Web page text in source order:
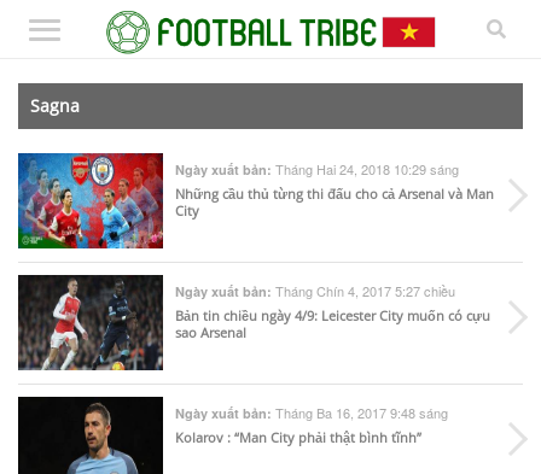
Sagna
Ngày xuất bản: Tháng Hai 24, 2018 10:29 sáng
Những cầu thủ từng thi đấu cho cả Arsenal và Man
City
Ngày xuất bản: Tháng Chín 4, 2017 5:27 chiều
Bản tin chiều ngày 4/9: Leicester City muốn có cựu
sao Arsenal
Ngày xuất bản: Tháng Ba 16, 2017 9:48 sáng
Kolarov : “Man City phải thật bình tĩnh”